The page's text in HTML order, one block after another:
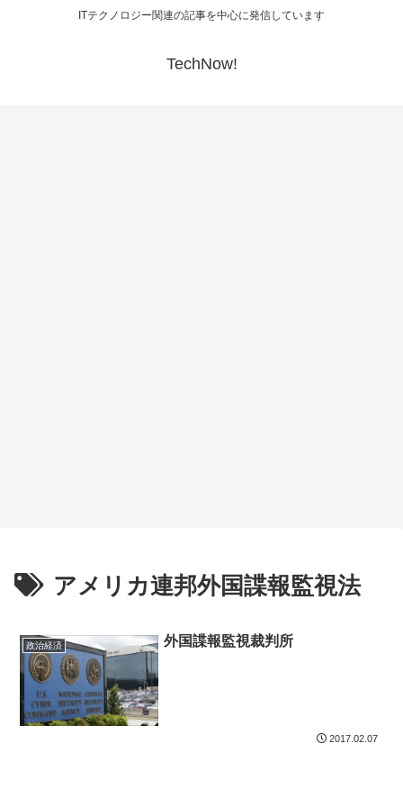
ITテクノロジー関連の記事を中心に発信しています
TechNow!
アメリカ連邦外国諜報監視法
政治経済 外国諜報監視裁判所
2017.02.07